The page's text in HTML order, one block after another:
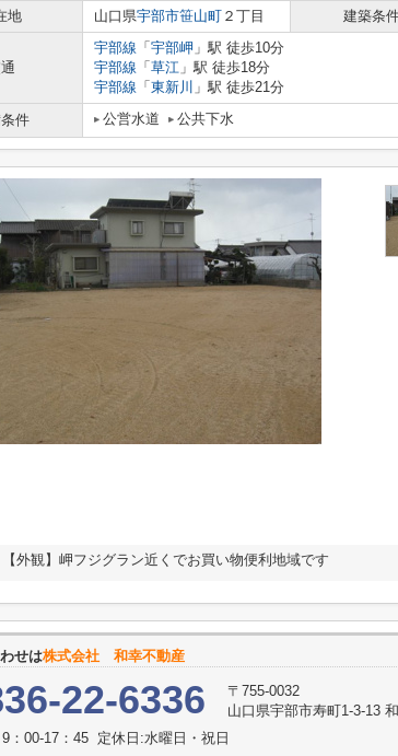
地 山口県宇部市笹山町 ２丁目 建築条
宇部線 「 宇部岬 」駅 徒歩10分
宇部線 「 草江 」駅 徒歩18分
宇部線 「 東新川 」駅 徒歩21分
件
公営水道 公共下水
【外観】岬フジグラン近くでお買い物便利地域です
せは株式会社 和幸不動産
22-6336
〒755-0032
山口県宇部市寿町1-3-13
9：00-17：45 定休日:水曜日・祝日